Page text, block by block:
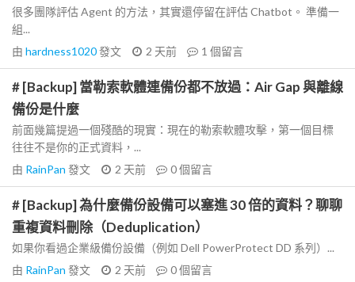
很多團隊評估 Agent 的方法，其實還停留在評估 Chatbot。 準備一
組...
由 hardness1020發文 2 天前 1 個留言
# [Backup] 當勒索軟體連備份都不放過：Air Gap 與離線
備份是什麼
前面幾篇提過一個殘酷的現實：現在的勒索軟體攻擊，第一個目標
往往不是你的正式資料，...
由 RainPan 發文 2 天前 0個留言
# [Backup] 為什麼備份設備可以塞進 30 倍的資料？聊聊
重複資料刪除（Deduplication）
如果你看過企業級備份設備（例如 Dell PowerProtect DD 系列）...
由 RainPan 發文 2 天前 0個留言